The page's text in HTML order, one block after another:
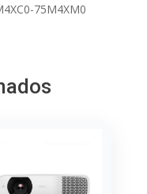
75M4XM0